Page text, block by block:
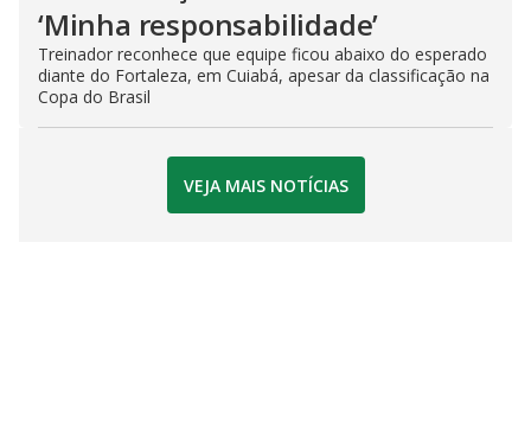
‘Minha responsabilidade’
Treinador reconhece que equipe ficou abaixo do esperado
diante do Fortaleza, em Cuiabá, apesar da classificação na
Copa do Brasil
VEJA MAIS NOTÍCIAS